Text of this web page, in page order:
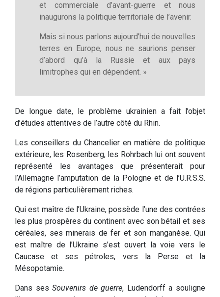
et commerciale d’avant-guerre et nous
inaugurons la politique territoriale de l’avenir.
Mais si nous parlons aujourd’hui de nouvelles
terres en Europe, nous ne saurions penser
d’abord qu’à la Russie et aux pays
limitrophes qui en dépendent. »
De longue date, le problème ukrainien a fait l’objet
d’études attentives de l’autre côté du Rhin.
Les conseillers du Chancelier en matière de politique
extérieure, les Rosenberg, les Rohrbach lui ont souvent
représenté les avantages que présenterait pour
l’Allemagne l’amputation de la Pologne et de l’U.R.S.S.
de régions particulièrement riches.
Qui est maître de l’Ukraine, possède l’une des contrées
les plus prospères du continent avec son bétail et ses
céréales, ses minerais de fer et son manganèse. Qui
est maître de l’Ukraine s’est ouvert la voie vers le
Caucase et ses pétroles, vers la Perse et la
Mésopotamie.
Dans sesSouvenirs de guerre, Ludendorff a souligne